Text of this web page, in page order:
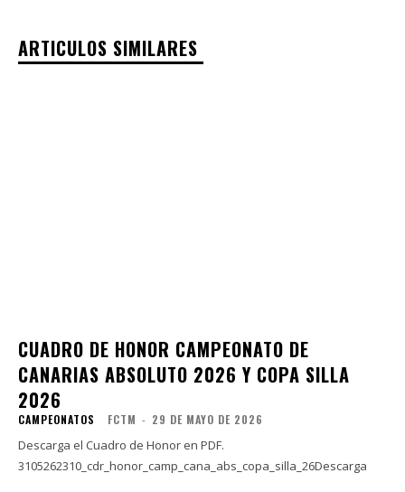
ARTICULOS SIMILARES
CUADRO DE HONOR CAMPEONATO DE
CANARIAS ABSOLUTO 2026 Y COPA SILLA
2026
CAMPEONATOS FCTM - 29 DE MAYO DE 2026
Descarga el Cuadro de Honor en PDF.
3105262310_cdr_honor_camp_cana_abs_copa_silla_26Descarga